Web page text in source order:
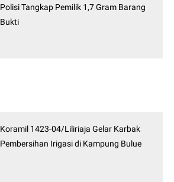
Polisi Tangkap Pemilik 1,7 Gram Barang
Bukti
Koramil 1423-04/Liliriaja Gelar Karbak
Pembersihan Irigasi di Kampung Bulue